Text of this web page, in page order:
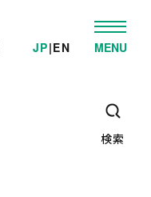
JP|EN MENU
検索